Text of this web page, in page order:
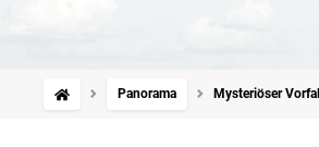
Panorama Mysteriöser